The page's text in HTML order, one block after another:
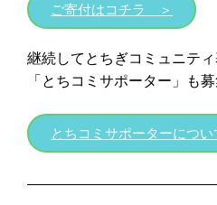
ご寄付はコチラ ＞
継続してとちぎコミュニテ
「とちコミサポーター」も
とちコミサポーターにつ